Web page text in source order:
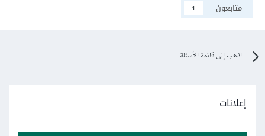
متابعون
1
اذهب إلى قائمة الأسئلة
إعلانات